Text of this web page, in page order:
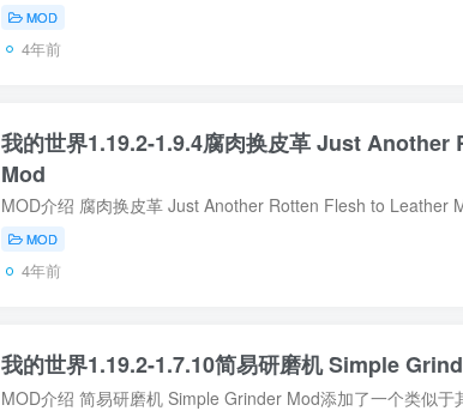
MOD
4年前
我的世界1.19.2-1.9.4腐肉换皮革 Just
Mod
MOD
4年前
我的世界1.19.2-1.7.10简易研磨机 Simple